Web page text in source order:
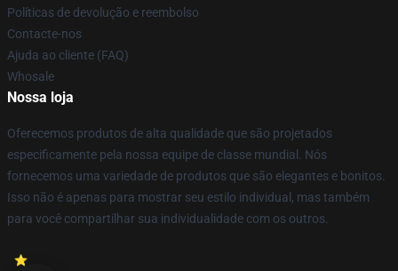
Políticas de devolução e reembolso
Contacte-nos
Ajuda ao cliente (FAQ)
Whosale
Nossa loja
Oferecemos produtos de alta qualidade que são projetados
especificamente pela nossa equipe de classe mundial. Nós
fornecemos uma variedade de produtos que são elegantes e bonitos.
Isso não é apenas para mostrar seu estilo individual, mas também
para você compartilhar sua individualidade com os outros.